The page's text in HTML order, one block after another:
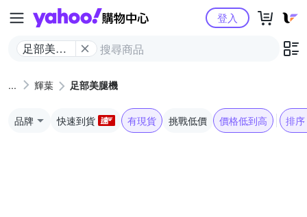
Yahoo購物中心
足部美腿
登入
輝葉 足部美腿機
品牌 快速到貨 有現貨 挑戰低價 價格低到高 排序